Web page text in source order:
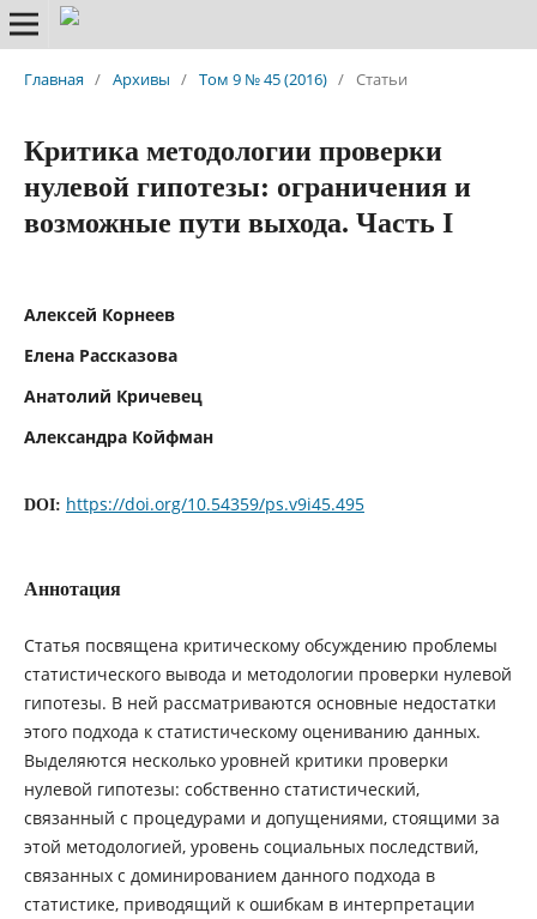
Главная / Архивы / Том 9 № 45 (2016) / Статьи
Критика методологии проверки
нулевой гипотезы: ограничения и
возможные пути выхода. Часть I
Алексей Корнеев
Елена Рассказова
Анатолий Кричевец
Александра Койфман
DOI: https://doi.org/10.54359/ps.v9i45.495
Аннотация
Статья посвящена критическому обсуждению проблемы
статистического вывода и методологии проверки нулевой
гипотезы. В ней рассматриваются основные недостатки
этого подхода к статистическому оцениванию данных.
Выделяются несколько уровней критики проверки
нулевой гипотезы: собственно статистический,
связанный с процедурами и допущениями, стоящими за
этой методологией, уровень социальных последствий,
связанных с доминированием данного подхода в
статистике, приводящий к ошибкам в интерпретации